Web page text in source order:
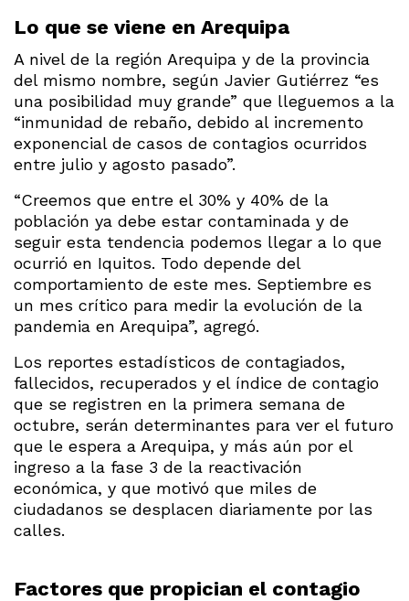
Lo que se viene en Arequipa
A nivel de la región Arequipa y de la provincia
del mismo nombre, según Javier Gutiérrez “es
una posibilidad muy grande” que lleguemos a la
“inmunidad de rebaño, debido al incremento
exponencial de casos de contagios ocurridos
entre julio y agosto pasado”.
“Creemos que entre el 30% y 40% de la
población ya debe estar contaminada y de
seguir esta tendencia podemos llegar a lo que
ocurrió en Iquitos. Todo depende del
comportamiento de este mes. Septiembre es
un mes crítico para medir la evolución de la
pandemia en Arequipa”, agregó.
Los reportes estadísticos de contagiados,
fallecidos, recuperados y el índice de contagio
que se registren en la primera semana de
octubre, serán determinantes para ver el futuro
que le espera a Arequipa, y más aún por el
ingreso a la fase 3 de la reactivación
económica, y que motivó que miles de
ciudadanos se desplacen diariamente por las
calles.
Factores que propician el contagio